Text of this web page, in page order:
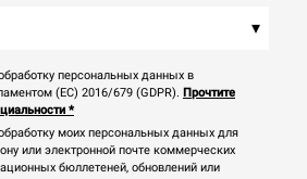
▾
персональных данных в
(ЕС) 2016/679 (GDPR). Прочтите
*
моих персональных данных для
или электронной почте коммерческих
бюллетеней, обновлений или